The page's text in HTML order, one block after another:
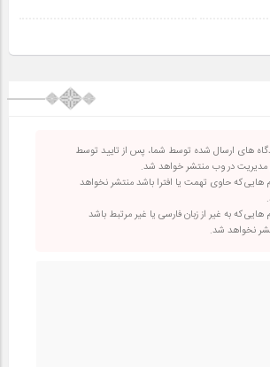
های ارسال شده توسط شما، پس از تایید توسط
مدیریت در وب منتشر خواهد شد.
هایی که حاوی تهمت یا افترا باشد منتشر نخواهد
هایی که به غیر از زبان فارسی یا غیر مرتبط باشد
نخواهد شد.